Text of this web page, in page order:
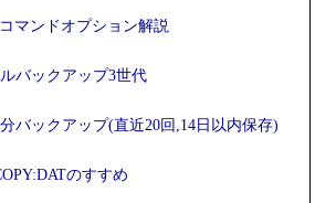
マンドオプション解説
バックアップ3世代
バックアップ(直近20回,14日以内保存)
のすすめ